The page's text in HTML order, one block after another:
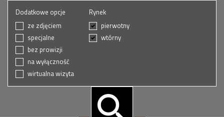
Dodatkowe opcje
ze zdjęciem
specjalne
bez prowizji
na wyłączność
wirtualna wizyta
Rynek
pierwotny
wtórny